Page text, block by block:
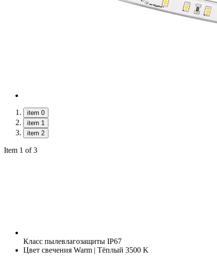
item 0
item 1
item 2
Item 1 of 3
Класс пылевлагозащиты IP67
Цвет свечения Warm | Тёплый 3500 K